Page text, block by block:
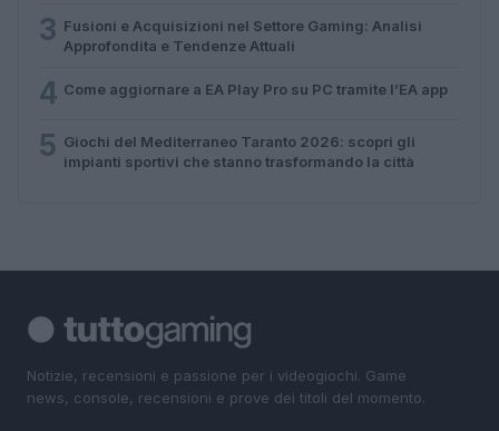
3 Fusioni e Acquisizioni nel Settore Gaming: Analisi
Approfondita e Tendenze Attuali
4 Come aggiornare a EA Play Pro su PC tramite l’EA app
5 Giochi del Mediterraneo Taranto 2026: scopri gli
impianti sportivi che stanno trasformando la città
Notizie, recensioni e passione per i videogiochi. Game
news, console, recensioni e prove dei titoli del momento.